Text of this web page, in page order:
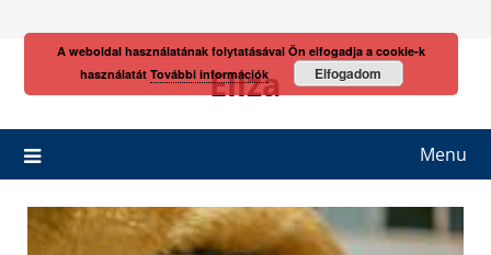
Eliza
Menu
A weboldal használatának folytatásával Ön elfogadja a cookie-k
használatát További információk Elfogadom